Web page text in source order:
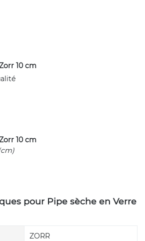
10 cm
10 cm
pour Pipe sèche en Verre
ZORR